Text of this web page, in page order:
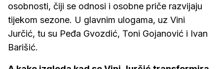
osobnosti, čiji se odnosi i osobne priče razvijaju
tijekom sezone. U glavnim ulogama, uz Vini
Jurčić, tu su Peđa Gvozdić, Toni Gojanović i Ivan
Barišić.